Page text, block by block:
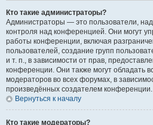
Кто такие администраторы?
Администраторы — это пользователи,
контроля над конференцией. Они могут
работы конференции, включая
пользователей, создание групп
и т. п., в зависимости от прав,
конференции. Они также могут обладать
модераторов во всех форумах, в
произведённых создателем конференции.
Вернуться к началу
Кто такие модераторы?